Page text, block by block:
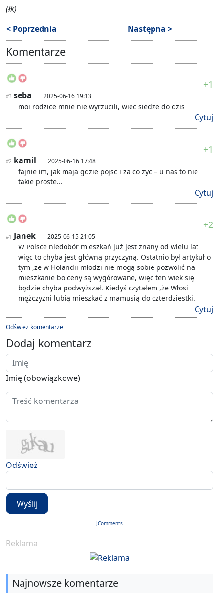
(łk)
< Poprzednia
Następna >
Komentarze
+1
#3 seba 2025-06-16 19:13
moi rodzice mnie nie wyrzucili, wiec siedze do dzis
Cytuj
+1
#2 kamil 2025-06-16 17:48
fajnie im, jak maja gdzie pojsc i za co zyc – u nas to nie
takie proste...
Cytuj
+2
#1 Janek 2025-06-15 21:05
W Polsce niedobór mieszkań już jest znany od wielu lat
więc to chyba jest główną przyczyną. Ostatnio był artykuł o
tym ,że w Holandii młodzi nie mogą sobie pozwolić na
mieszkanie bo ceny są wygórowane, więc ten wiek się
będzie chyba podwyższał. Kiedyś czytałem ,że Włosi
mężczyźni lubią mieszkać z mamusią do czterdziestki.
Cytuj
Odśwież komentarze
Dodaj komentarz
Imię (obowiązkowe)
Odśwież
Wyślij
JComments
Reklama
Najnowsze komentarze